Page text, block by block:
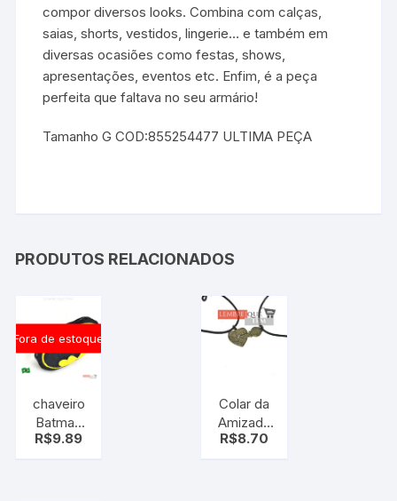
compor diversos looks. Combina com calças,
saias, shorts, vestidos, lingerie… e também em
diversas ocasiões como festas, shows,
apresentações, eventos etc. Enfim, é a peça
perfeita que faltava no seu armário!
Tamanho G COD:855254477 ULTIMA PEÇA
PRODUTOS RELACIONADOS
Fora de estoque
chaveiro
Batman
pelúcia
R$9.89
Colar da
Amizade
2 Partes
R$8.70